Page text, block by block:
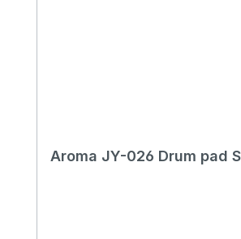
Aroma JY-026 Drum pad